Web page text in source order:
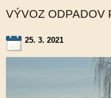
VÝVOZ ODPADOV
25. 3. 2021